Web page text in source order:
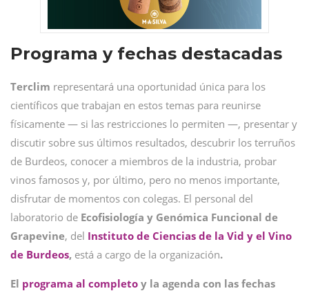
Programa y fechas destacadas
Terclim representará una oportunidad única para los
científicos que trabajan en estos temas para reunirse
físicamente — si las restricciones lo permiten —, presentar y
discutir sobre sus últimos resultados, descubrir los terruños
de Burdeos, conocer a miembros de la industria, probar
vinos famosos y, por último, pero no menos importante,
disfrutar de momentos con colegas. El personal del
laboratorio de Ecofisiología y Genómica Funcional de
Grapevine, del Instituto de Ciencias de la Vid y el Vino
de Burdeos, está a cargo de la organización.
El programa al completo y la agenda con las fechas